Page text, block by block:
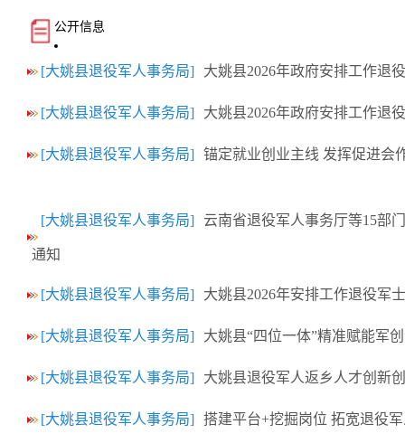
公开信息
[大姚县退役军人事务局] 大姚县2026年政府安排工作退
[大姚县退役军人事务局] 大姚县2026年政府安排工作退
[大姚县退役军人事务局] 锚定就业创业主线 发挥促进会
[大姚县退役军人事务局] 云南省退役军人事务厅等15部
通知
[大姚县退役军人事务局] 大姚县2026年安排工作退役军
[大姚县退役军人事务局] 大姚县“四位一体”精准赋能军
[大姚县退役军人事务局] 大姚县退役军人返乡人才创新
[大姚县退役军人事务局] 搭建平台+挖掘岗位 拓宽退役